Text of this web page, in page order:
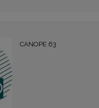
CANOPE 63